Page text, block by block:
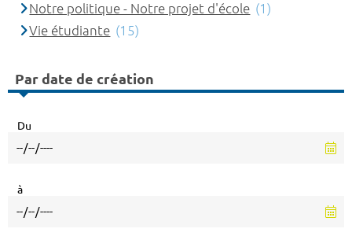
Notre politique - Notre projet d'école (1)
Vie étudiante (15)
Par date de création
Du
à